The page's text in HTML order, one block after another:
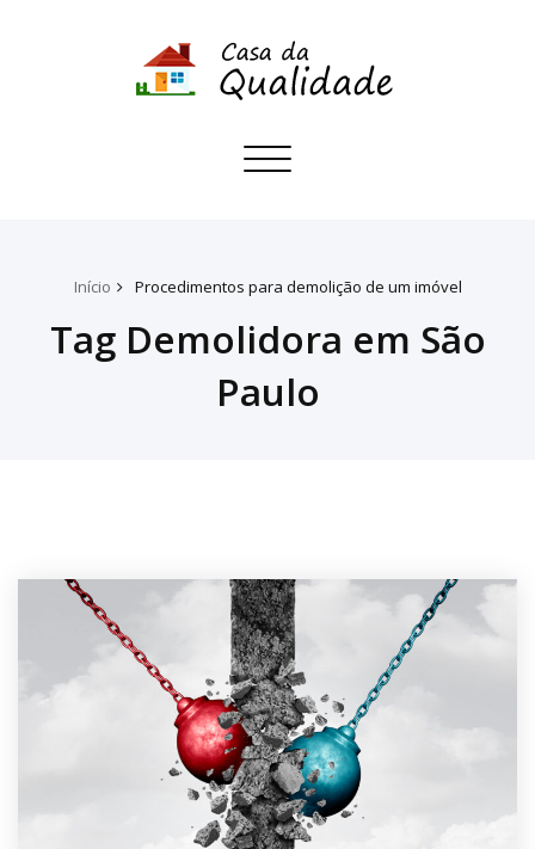
Toggle
Início Procedimentos para demolição de um imóvel
Tag Demolidora em São
Paulo